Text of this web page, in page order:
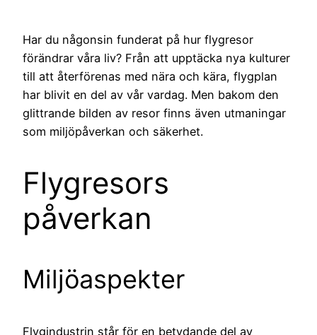
Har du någonsin funderat på hur flygresor
förändrar våra liv? Från att upptäcka nya kulturer
till att återförenas med nära och kära, flygplan
har blivit en del av vår vardag. Men bakom den
glittrande bilden av resor finns även utmaningar
som miljöpåverkan och säkerhet.
Flygresors
påverkan
Miljöaspekter
Flygindustrin står för en betydande del av